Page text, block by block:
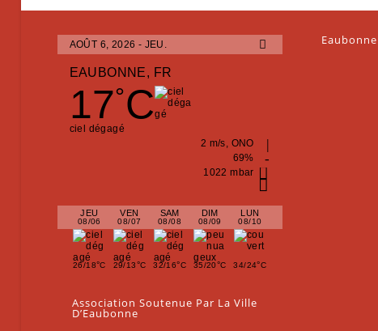
AOÛT 6, 2026 - JEU.
EAUBONNE, FR
17°C
ciel dégagé
2 m/s, ONO
69%
1022 mbar
JEU
08/06
VEN
08/07
SAM
08/08
DIM
08/09
LUN
08/10
26/18°C 29/13°C 32/16°C 35/20°C 34/24°C
Association Soutenue Par La Ville
D’Eaubonne